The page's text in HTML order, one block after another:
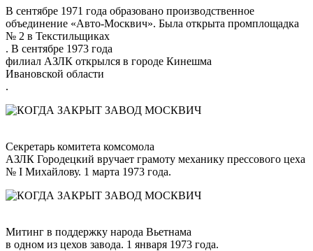
В сентябре 1971 года образовано производственное
объединение «Авто-Москвич». Была открыта промплощадка
№ 2 в Текстильщиках
. В сентябре 1973 года
филиал АЗЛК открылся в городе Кинешма
Ивановской области
.
Секретарь комитета комсомола
АЗЛК Городецкий вручает грамоту механику прессового цеха
№ I Михайлову. 1 марта 1973 года.
Митинг в поддержку народа Вьетнама
в одном из цехов завода. 1 января 1973 года.